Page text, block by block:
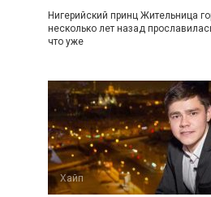
Нигерийский принц Жительница
несколько лет назад
что уже
Хайп